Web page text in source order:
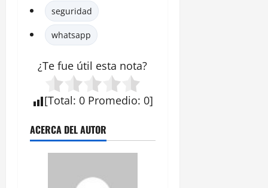
seguridad
whatsapp
¿Te fue útil esta nota?
[Total: 0 Promedio: 0]
ACERCA DEL AUTOR